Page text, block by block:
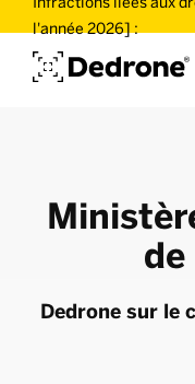
l'année 2026] :
Dedrone sur le